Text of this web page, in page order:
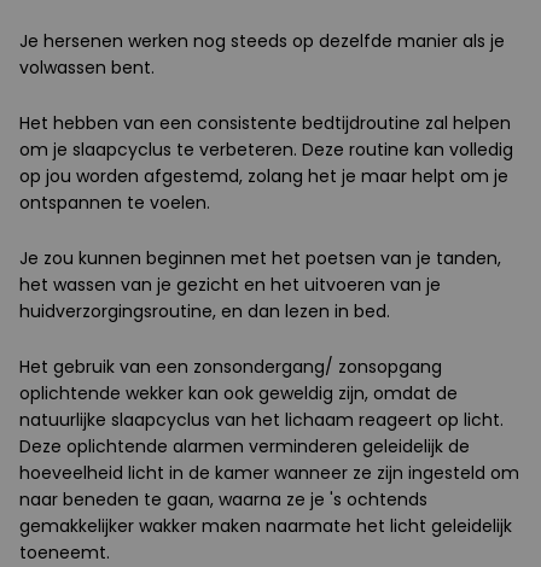
Je hersenen werken nog steeds op dezelfde manier als je
volwassen bent.
Het hebben van een consistente bedtijdroutine zal helpen
om je slaapcyclus te verbeteren. Deze routine kan volledig
op jou worden afgestemd, zolang het je maar helpt om je
ontspannen te voelen.
Je zou kunnen beginnen met het poetsen van je tanden,
het wassen van je gezicht en het uitvoeren van je
huidverzorgingsroutine, en dan lezen in bed.
Het gebruik van een zonsondergang/ zonsopgang
oplichtende wekker kan ook geweldig zijn, omdat de
natuurlijke slaapcyclus van het lichaam reageert op licht.
Deze oplichtende alarmen verminderen geleidelijk de
hoeveelheid licht in de kamer wanneer ze zijn ingesteld om
naar beneden te gaan, waarna ze je 's ochtends
gemakkelijker wakker maken naarmate het licht geleidelijk
toeneemt.